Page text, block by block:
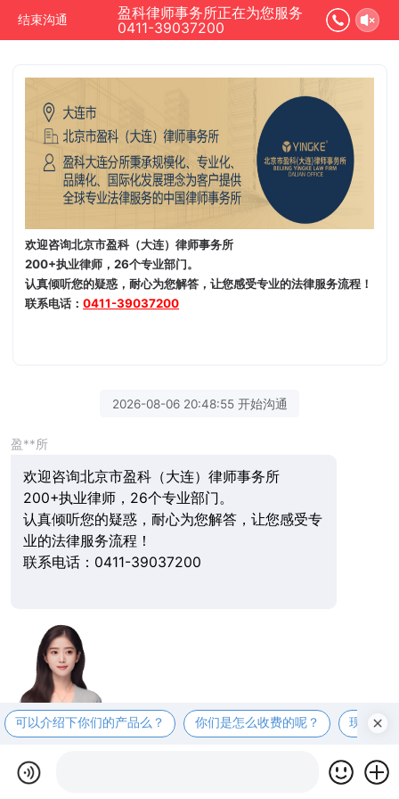
结束沟通
盈科律师事务所正在为您服务
0411-39037200
欢迎咨询北京市盈科（大连）律师事务所
200+执业律师，26个专业部门。
认真倾听您的疑惑，耐心为您解答，让您感受专业的法律服务流程！
联系电话：0411-39037200
2026-08-06 20:48:55 开始沟通
盈**所
欢迎咨询北京市盈科（大连）律师事务所
200+执业律师，26个专业部门。
认真倾听您的疑惑，耐心为您解答，让您感受专
业的法律服务流程！
联系电话：0411-39037200
可以介绍下你们的产品么？ 你们是怎么收费的呢？ 现在有